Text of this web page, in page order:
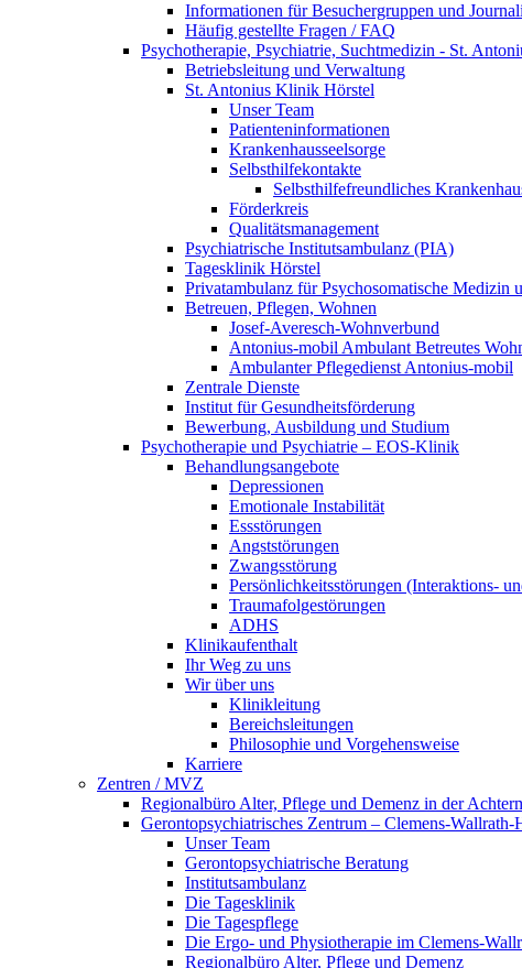
Informationen für Besuchergruppen und
Häufig gestellte Fragen / FAQ
Psychotherapie, Psychiatrie, Suchtmedizin - St.
Betriebsleitung und Verwaltung
St. Antonius Klinik Hörstel
Unser Team
Patienteninformationen
Krankenhausseelsorge
Selbsthilfekontakte
Selbsthilfefreundliches
Förderkreis
Qualitätsmanagement
Psychiatrische Institutsambulanz (PIA)
Tagesklinik Hörstel
Privatambulanz für Psychosomatische Medizin
Betreuen, Pflegen, Wohnen
Josef-Averesch-Wohnverbund
Antonius-mobil Ambulant Betreutes
Ambulanter Pflegedienst Antonius-mobil
Zentrale Dienste
Institut für Gesundheitsförderung
Bewerbung, Ausbildung und Studium
Psychotherapie und Psychiatrie – EOS-Klinik
Behandlungsangebote
Depressionen
Emotionale Instabilität
Essstörungen
Angststörungen
Zwangsstörung
Persönlichkeitsstörungen (Interaktions-
Traumafolgestörungen
ADHS
Klinikaufenthalt
Ihr Weg zu uns
Wir über uns
Klinikleitung
Bereichsleitungen
Philosophie und Vorgehensweise
Karriere
Zentren / MVZ
Regionalbüro Alter, Pflege und Demenz in der
Gerontopsychiatrisches Zentrum – Clemens-Wallrath-
Unser Team
Gerontopsychiatrische Beratung
Institutsambulanz
Die Tagesklinik
Die Tagespflege
Die Ergo- und Physiotherapie im Clemens-
Regionalbüro Alter, Pflege und Demenz